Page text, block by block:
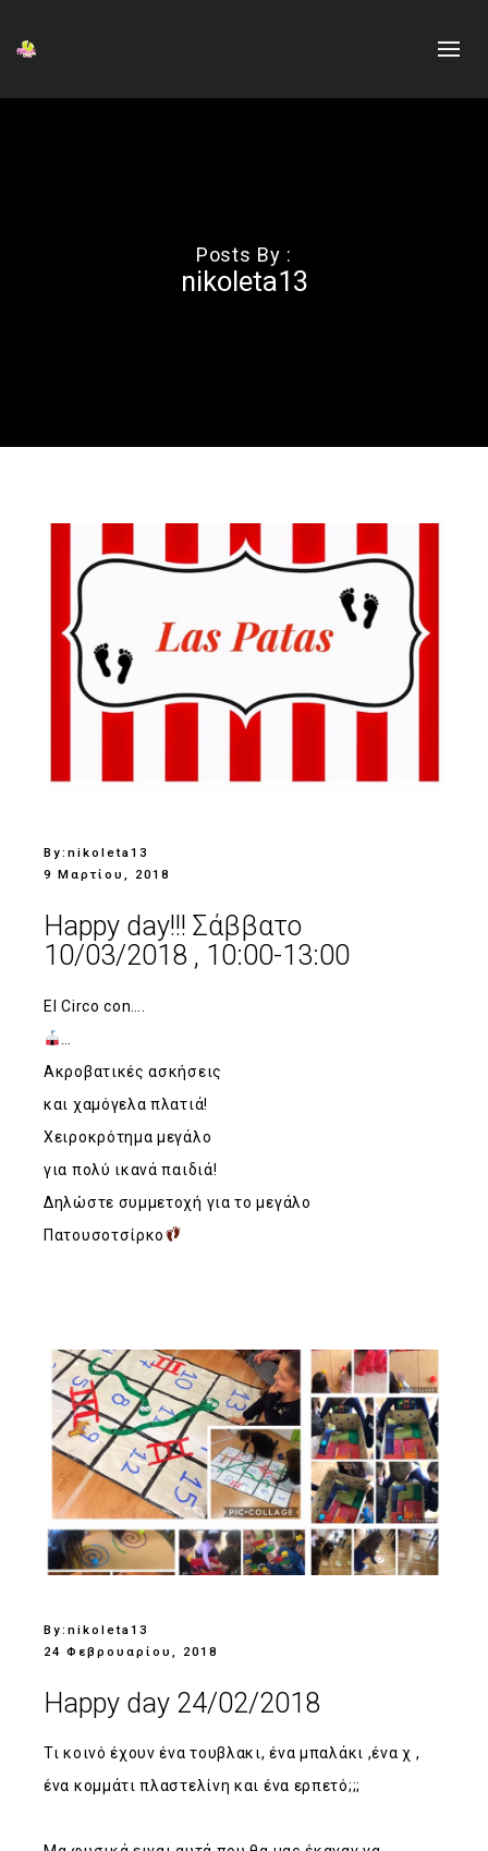
Posts By :
nikoleta13
By: nikoleta13
9 Μαρτίου, 2018
Happy day!!! Σάββατο
10/03/2018 , 10:00-13:00
El Circo con….
Ακροβατικές ασκήσεις
και χαμόγελα πλατιά!
Χειροκρότημα μεγάλο
για πολύ ικανά παιδιά!
Δηλώστε συμμετοχή για το μεγάλο
Πατουσοτσίρκο
By: nikoleta13
24 Φεβρουαρίου, 2018
Happy day 24/02/2018
Τι κοινό έχουν ένα τουβλακι, ένα μπαλάκι ,ένα χ ,
ένα κομμάτι πλαστελίνη και ένα ερπετό;;;